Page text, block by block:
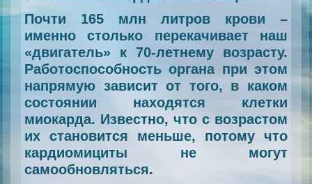
Почти 165 млн литров крови –
именно столько перекачивает наш
«двигатель» к 70-летнему возрасту.
Работоспособность органа при этом
напрямую зависит от того, в каком
состоянии находятся клетки
миокарда. Известно, что с возрастом
их становится меньше, потому что
кардиомициты не могут
самообновляться.